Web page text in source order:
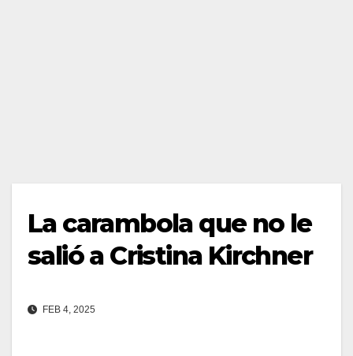
La carambola que no le
salió a Cristina Kirchner
FEB 4, 2025